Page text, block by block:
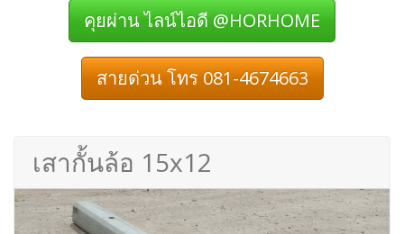
คุยผ่าน ไลน์ไอดี @HORHOME
สายด่วน โทร 081-4674663
เสากั้นล้อ 15x12